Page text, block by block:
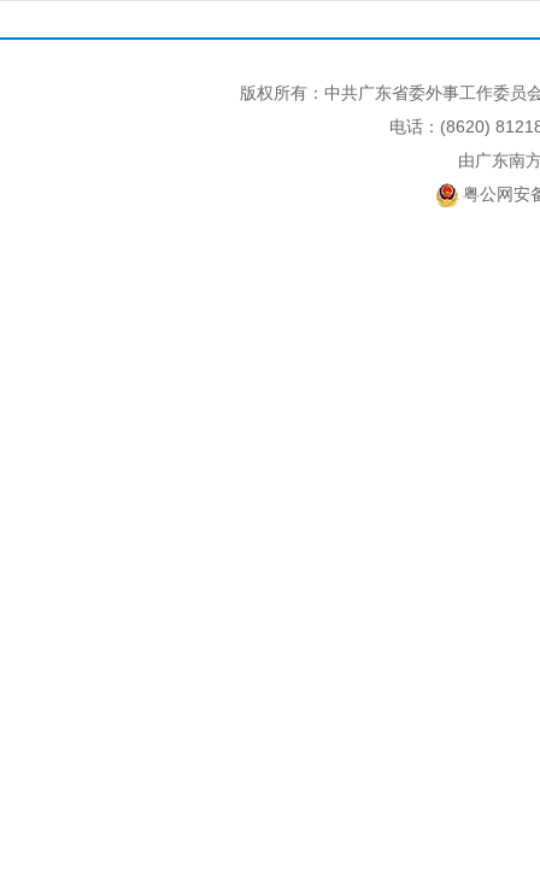
版权所有：中共广东省委外事工作委
电话：(8620)
由广东南
粤公网安